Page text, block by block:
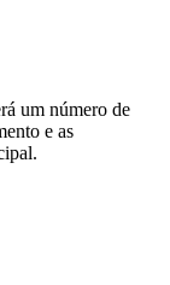
um número de
e as